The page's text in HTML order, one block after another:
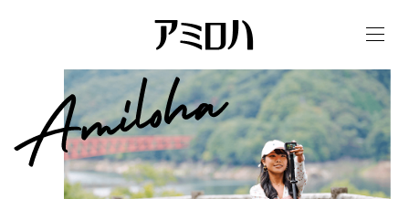
t
g
l
e
n
a
v
i
g
a